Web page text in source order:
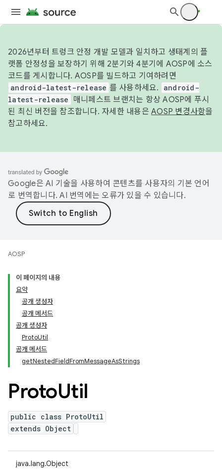
2026년부터 트렁크 안정 개발 모델과 일치하고 생태계의 플
랫폼 안정성을 보장하기 위해 2분기와 4분기에 AOSP에 소스
코드를 게시합니다. AOSP를 빌드하고 기여하려면
android-latest-release 를 사용하세요.
android-
latest-release
매니페스트 브랜치는 항상 AOSP에 푸시
된 최신 버전을 참조합니다. 자세한 내용은 AOSP 변경사항을
참고하세요.
Google은 AI 기술을 사용하여 콘텐츠를 사용자의 기본 언어
로 번역합니다. AI 번역에는 오류가 있을 수 있습니다.
AOSP
이 페이지의 내용
요약
공개 생성자
공개 메서드
공개 생성자
ProtoUtil
공개 메서드
getNestedFieldFromMessageAsStrings
ProtoUtil
public class ProtoUtil
extends Object
java.lang.Object